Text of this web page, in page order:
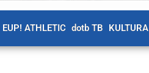
EUP! ATHLETIC dotb TB KULTURA